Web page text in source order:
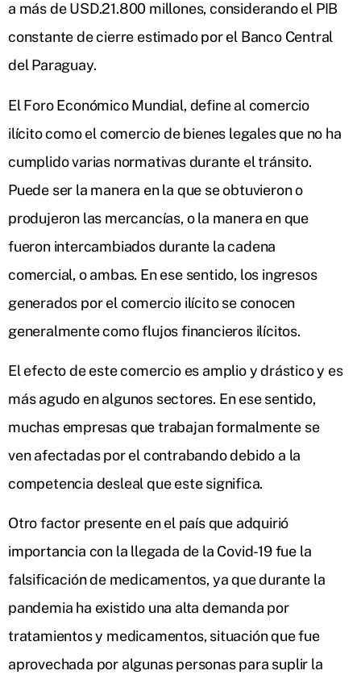
a más de USD.21.800 millones, considerando el PIB
constante de cierre estimado por el Banco Central
del Paraguay.
El Foro Económico Mundial, define al comercio
ilícito como el comercio de bienes legales que no ha
cumplido varias normativas durante el tránsito.
Puede ser la manera en la que se obtuvieron o
produjeron las mercancías, o la manera en que
fueron intercambiados durante la cadena
comercial, o ambas. En ese sentido, los ingresos
generados por el comercio ilícito se conocen
generalmente como flujos financieros ilícitos.
El efecto de este comercio es amplio y drástico y es
más agudo en algunos sectores. En ese sentido,
muchas empresas que trabajan formalmente se
ven afectadas por el contrabando debido a la
competencia desleal que este significa.
Otro factor presente en el país que adquirió
importancia con la llegada de la Covid-19 fue la
falsificación de medicamentos, ya que durante la
pandemia ha existido una alta demanda por
tratamientos y medicamentos, situación que fue
aprovechada por algunas personas para suplir la